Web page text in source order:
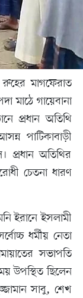
রুহের মাগফেরাত
মাঠে গায়েবানা
প্রধান অতিথি
পাটিকাবাড়ী
প্রধান অতিথির
চেতনা ধারণ
ইরানে ইসলামী
ধর্মীয় নেতা
সভাপতি
উপস্থিত ছিলেন
সাবু, শেখ